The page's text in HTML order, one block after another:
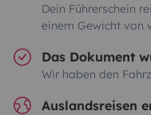
Dein Führerschein
einem Gewicht von
Das Dokument
Wir haben den
Auslandsreisen